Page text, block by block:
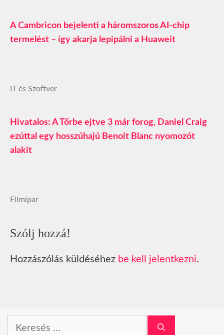
A Cambricon bejelenti a háromszoros AI-chip
termelést – így akarja lepipálni a Huaweit
IT és Szoftver
Hivatalos: A Tőrbe ejtve 3 már forog, Daniel Craig
ezúttal egy hosszúhajú Benoit Blanc nyomozót
alakit
Filmipar
Szólj hozzá!
Hozzászólás küldéséhez be kell jelentkezni.